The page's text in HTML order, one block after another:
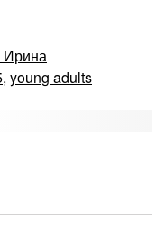
Ирина
, young adults